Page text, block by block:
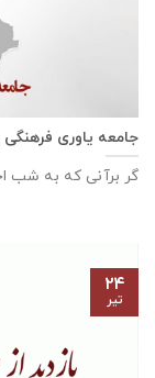
جامعه یاوری فرهنگی با طرح شماره
گر برآنی که به شب
۲۴
تیر